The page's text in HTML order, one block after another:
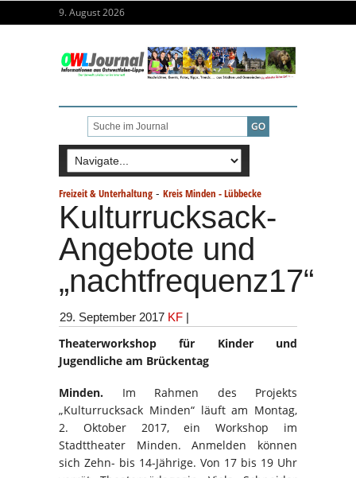
9. August 2026
Freizeit & Unterhaltung - Kreis Minden - Lübbecke
Kulturrucksack-
Angebote und
„nachtfrequenz17“
29. September 2017 KF |
Theaterworkshop für Kinder und
Jugendliche am Brückentag
Minden. Im Rahmen des Projekts
„Kulturrucksack Minden“ läuft am Montag,
2. Oktober 2017, ein Workshop im
Stadttheater Minden. Anmelden können
sich Zehn- bis 14-Jährige. Von 17 bis 19 Uhr